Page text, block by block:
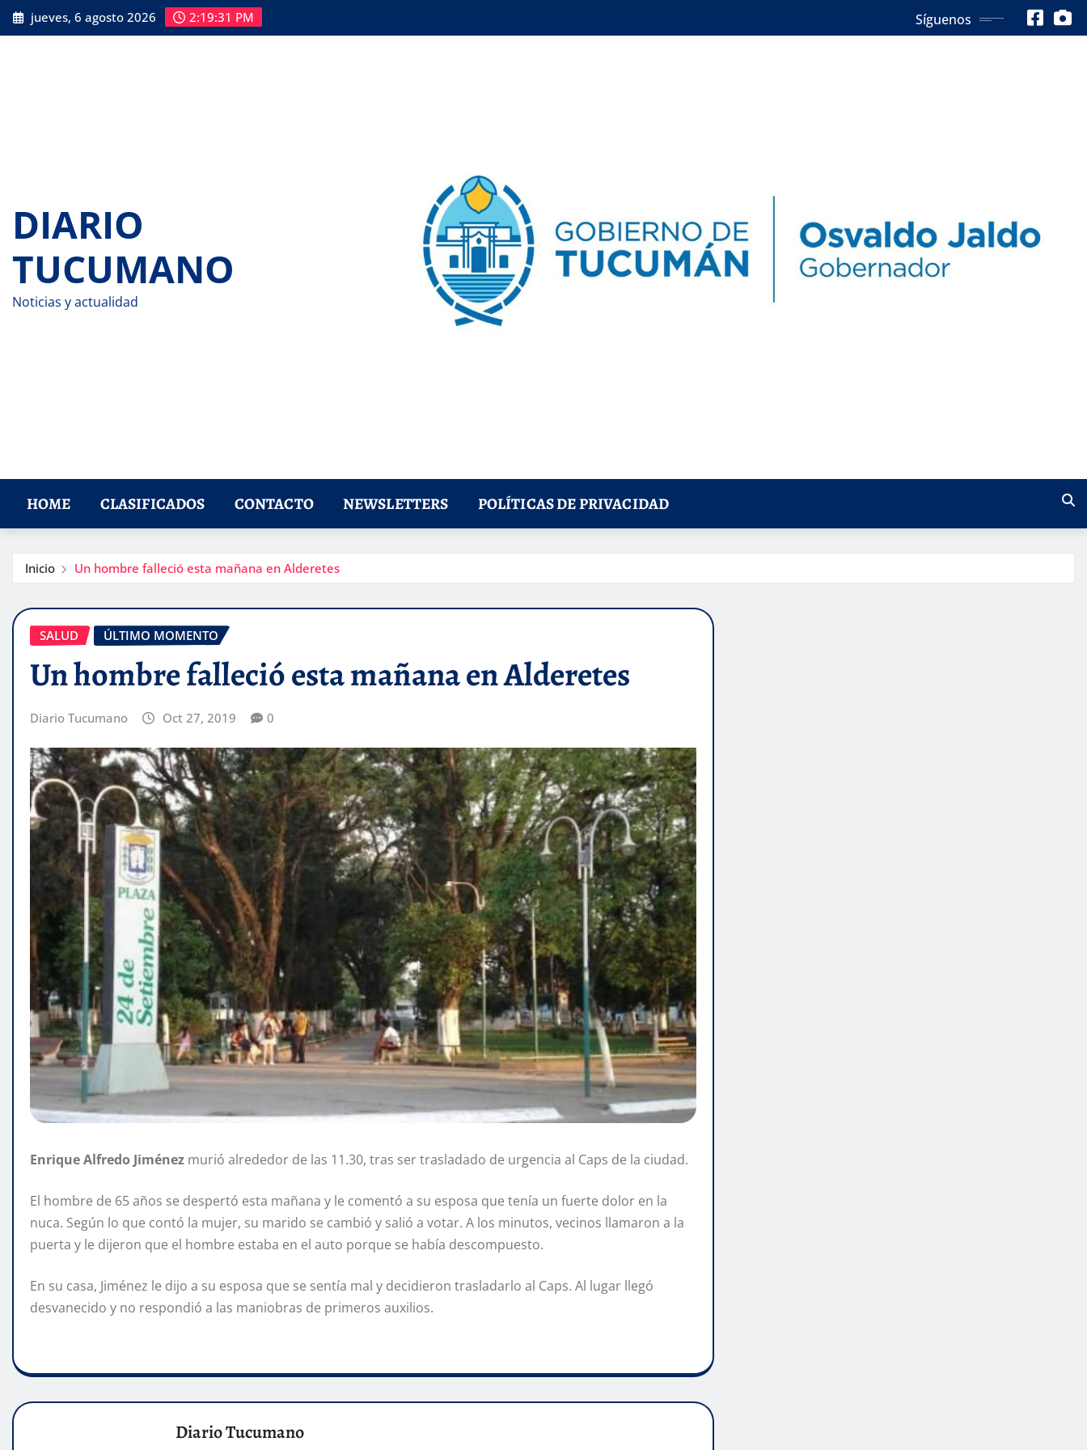
Saltar
al
jueves, 6 agosto 2026 2:19:32 PM Síguenos
DIARIO
TUCUMANO
Noticias y actualidad
HOME CLASIFICADOS CONTACTO NEWSLETTERS POLÍTICAS DE PRIVACIDAD
Inicio Un hombre falleció esta mañana en Alderetes
SALUD ÚLTIMO MOMENTO
Un hombre falleció esta mañana en Alderetes
Diario Tucumano Oct 27, 2019 0
Enrique Alfredo Jiménez murió alrededor de las 11.30, tras ser trasladado de urgencia al Caps de la ciudad.
El hombre de 65 años se despertó esta mañana y le comentó a su esposa que tenía un fuerte dolor en la
nuca. Según lo que contó la mujer, su marido se cambió y salió a votar. A los minutos, vecinos llamaron a la
puerta y le dijeron que el hombre estaba en el auto porque se había descompuesto.
En su casa, Jiménez le dijo a su esposa que se sentía mal y decidieron trasladarlo al Caps. Al lugar llegó
desvanecido y no respondió a las maniobras de primeros auxilios.
Diario Tucumano